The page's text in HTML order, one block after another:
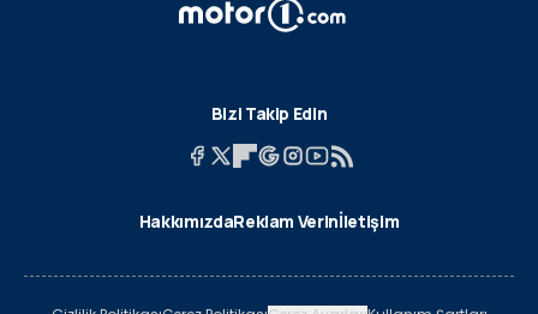
Bizi Takip Edin
HakkımızdaReklam Verinİletişim